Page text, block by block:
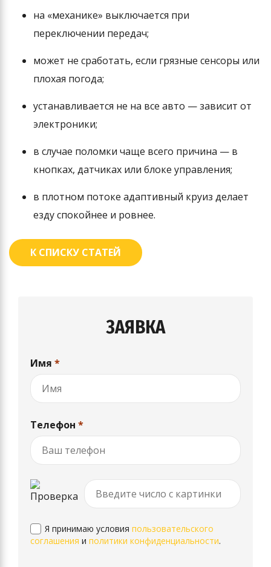
на «механике» выключается при
переключении передач;
может не сработать, если грязные сенсоры или
плохая погода;
устанавливается не на все авто — зависит от
электроники;
в случае поломки чаще всего причина — в
кнопках, датчиках или блоке управления;
в плотном потоке адаптивный круиз делает
езду спокойнее и ровнее.
К СПИСКУ СТАТЕЙ
ЗАЯВКА
Имя *
Телефон *
Я принимаю условия пользовательского
соглашения и политики конфиденциальности.